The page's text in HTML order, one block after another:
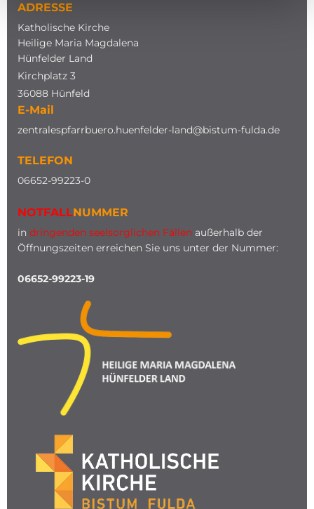
ADRESSE
Katholische Kirche
Heilige Maria Magdalena
Hünfelder Land
Kirchplatz 3
36088 Hünfeld
E-Mail
zentralespfarrbuero.huenfelder-land@bistum-fulda.de
TELEFON
06652-99223-0
NOTFALLNUMMER
in dringenden seelsorglichen Fällen außerhalb der
Öffnungszeiten erreichen Sie uns unter der Nummer:
06652-99223-19